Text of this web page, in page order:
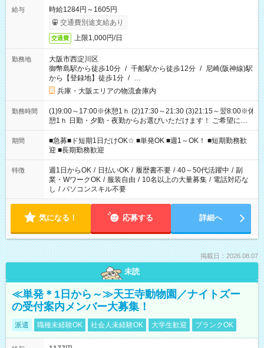
給与
時給1284円～1605円
交通費別途支給あり
交通費 上限1,000円/日
勤務地
大阪市西淀川区
御幣島駅から徒歩10分 / 千船駅から徒歩12分 / 尼崎(阪神線)駅
から【登録地】徒歩1分 / …
兵庫・大阪エリアの物流倉庫内
勤務時間
(1)9:00～17:00※休憩1ｈ (2)17:30～21:30 (3)21:15～翌8:00※休
憩1ｈ 日勤・夕勤・夜勤からお選びいただけます！ ご希望に合
わせて働けるお仕事です(*^^*) 【その他選べる勤務時間】 8-17
時/9-17時/9-18時/10-18時/11-21時/18-22時/20-翌4時/21-翌5
時/22-翌6時/0-翌8時 ご自身のご都合で選んで頂ける完全自由シ
フト！
期間
■急募■ド短期1日だけOK☆ ■単発OK ■週1～OK！ ■短期勤務歓
迎 ■長期勤務歓迎
特徴 週1日からOK / 日払いOK / 履歴書不要 / 40～50代活躍中 / 副
業・WワークOK / 服装自由 / 10名以上の大量募集 / 電話対応な
し / パソコンスキル不要
気になる！ 応募する 詳細へ
掲載日：2026.08.07
未読
≪単発＊1日から～≫天王寺動物園／ナイトズー
の受付案内メンバー大募集！
派遣 職種未経験OK 社会人未経験OK 大学生歓迎 ブランクOK